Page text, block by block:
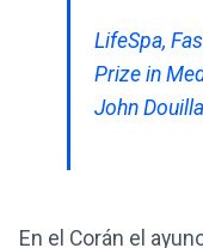
LifeSpa,
Prize in
John
En el Corán el